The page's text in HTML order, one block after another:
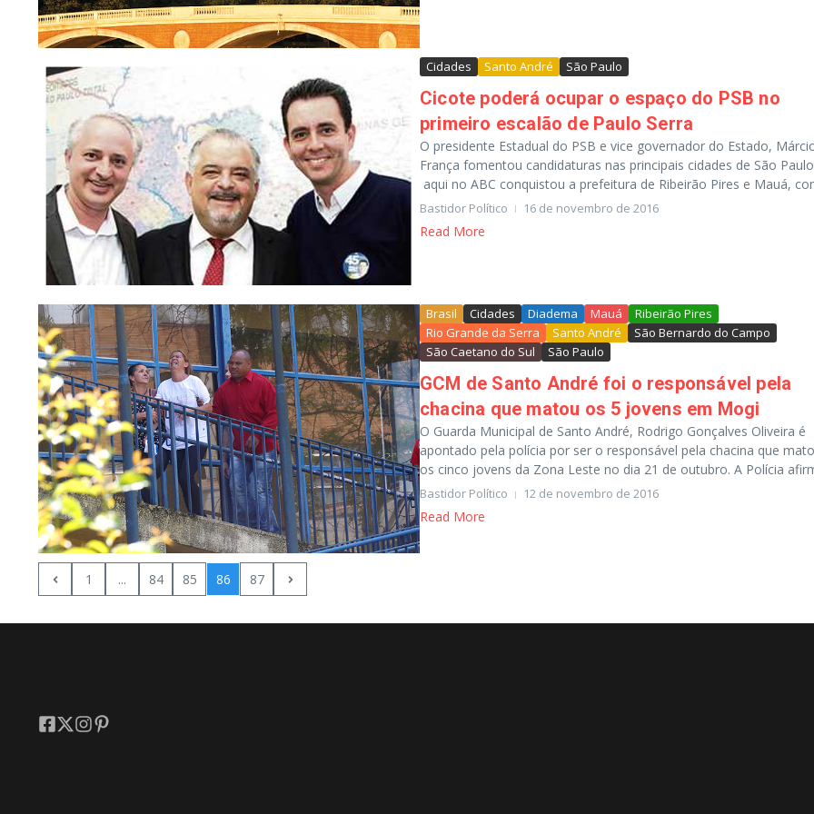
Cidades Santo André São Paulo
Cicote poderá ocupar o espaço do PSB no
primeiro escalão de Paulo Serra
O presidente Estadual do PSB e vice governador do Estado,
França fomentou candidaturas nas principais cidades de São
aqui no ABC conquistou a prefeitura de Ribeirão Pires e Mauá,
Bastidor Político 16 de novembro de 2016
Read More
Brasil Cidades Diadema Mauá
Ribeirão Pires
Rio Grande da Serra
Santo André
São Bernardo do Campo
São Caetano do Sul
São Paulo
GCM de Santo André foi o responsável pela
chacina que matou os 5 jovens em Mogi
O Guarda Municipal de Santo André, Rodrigo Gonçalves Oliveira é
apontado pela polícia por ser o responsável pela chacina que
os cinco jovens da Zona Leste no dia 21 de outubro. A Polícia
Bastidor Político 12 de novembro de 2016
Read More
1 ... 84 85 86 87